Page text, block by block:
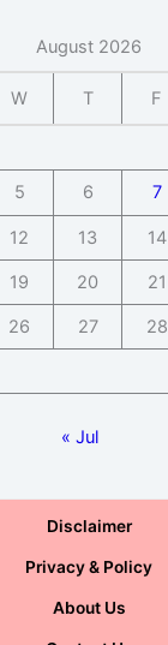
August 2026
W T F
5 6 7
12 13 14
19 20 21
26 27 28
« Jul
Disclaimer
Privacy & Policy
About Us